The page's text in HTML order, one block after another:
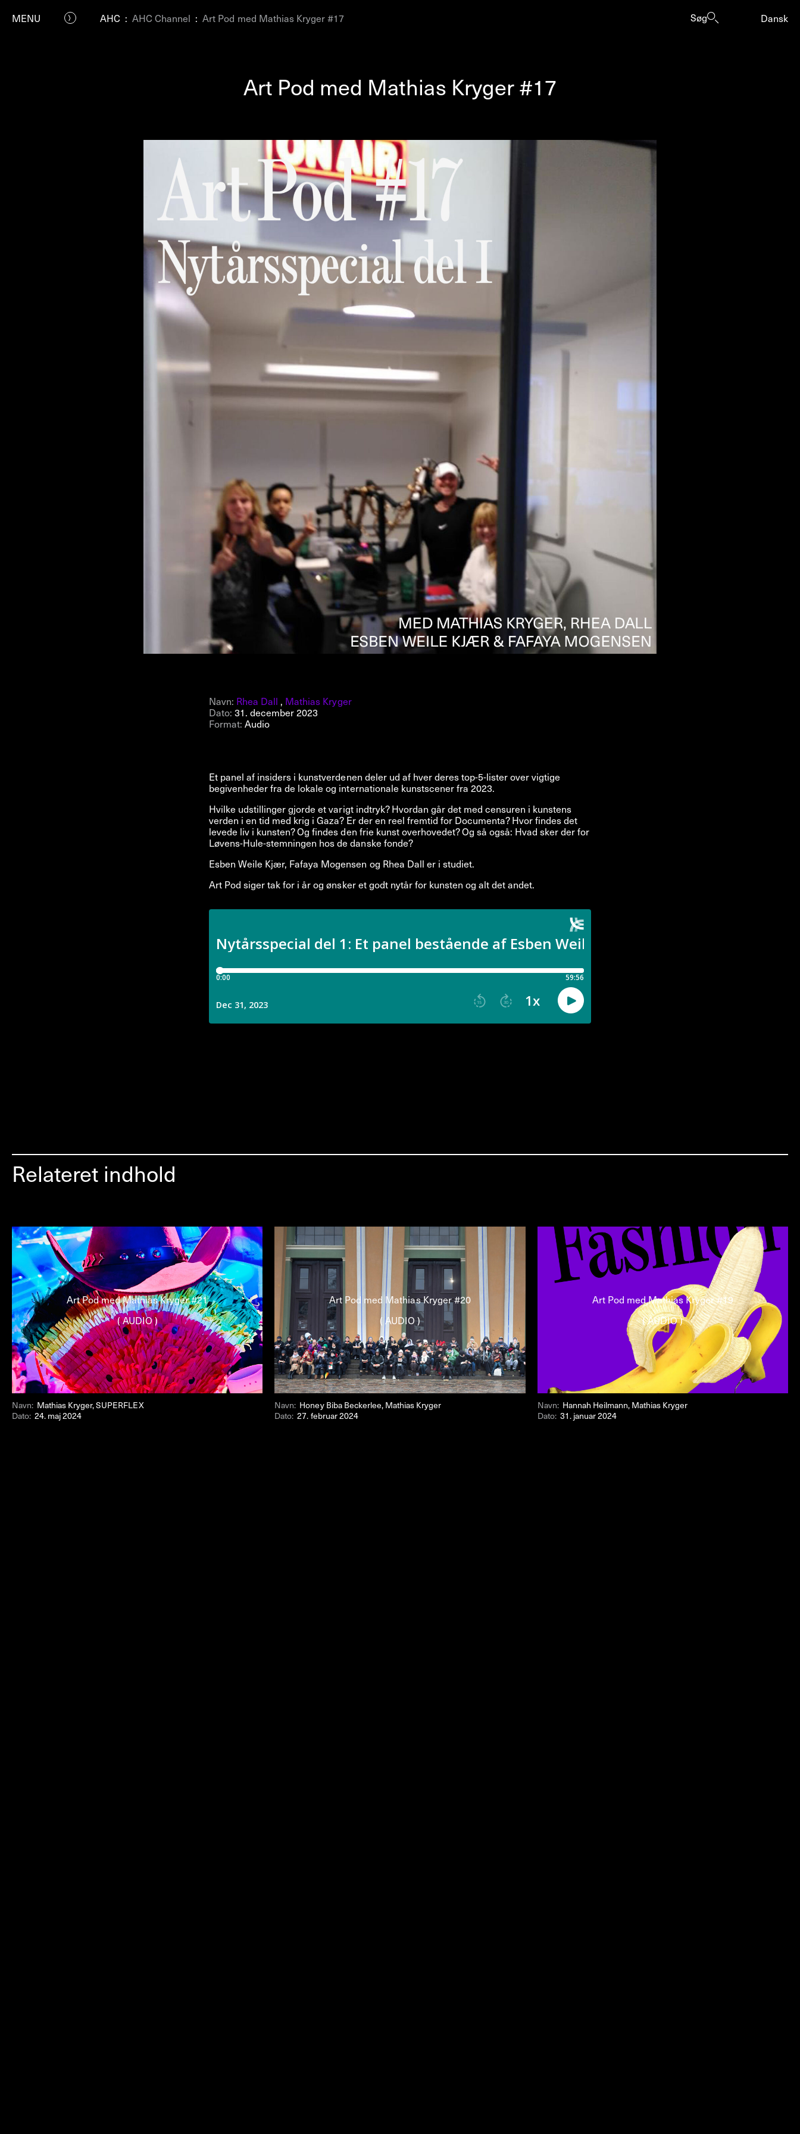
MENU AHC : AHC Channel : Art Pod med Mathias Kryger #17
Besøg
Kalender Room Room AHC Channel
Programmer
Residencies & StudiosArtistic ResearchPublic Programmes
Om
Profiler
AHC Channel
THORAVEJ 29, 2400 KØBENHAVN NV, DANMARK INFO@ARTHUBCOPENHAGEN.DK INSTAGRAM
Søg Dansk
Art Pod med Mathias Kryger #17
Navn: Rhea Dall , Mathias Kryger
Dato:31. december 2023
Format:Audio
Et panel af insiders i kunstverdenen deler ud af hver deres top-5-lister over vigtige
begivenheder fra de lokale og internationale kunstscener fra 2023.
Hvilke udstillinger gjorde et varigt indtryk? Hvordan går det med censuren i kunstens
verden i en tid med krig i Gaza? Er der en reel fremtid for Documenta? Hvor findes det
levede liv i kunsten? Og findes den frie kunst overhovedet? Og så også: Hvad sker der for
Løvens-Hule-stemningen hos de danske fonde?
Esben Weile Kjær, Fafaya Mogensen og Rhea Dall er i studiet.
Art Pod siger tak for i år og ønsker et godt nytår for kunsten og alt det andet.
Relateret indhold
Art Pod med Mathias Kryger #21
( AUDIO )
Navn: Mathias Kryger, SUPERFLEX
Dato:24. maj 2024
Art Pod med Mathias Kryger #20
( AUDIO )
Navn: Honey Biba Beckerlee, Mathias Kryger
Dato:27. februar 2024
Art Pod med Mathias Kryger #19
( AUDIO )
Navn: Hannah Heilmann, Mathias Kryger
Dato: 31. januar 2024